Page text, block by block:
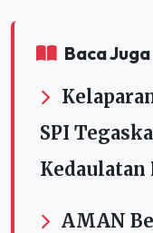
Baca Juga
SPI
Kedaulatan
AMAN